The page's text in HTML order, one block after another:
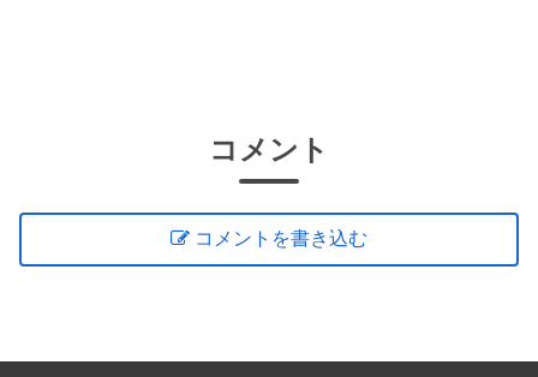
コメント
コメントを書き込む